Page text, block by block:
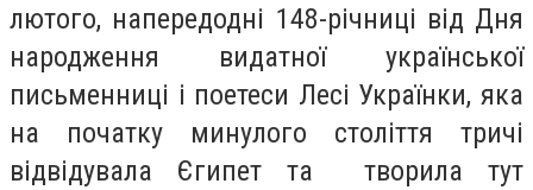
лютого, напередодні 148-річниці від Дня
народження видатної української
письменниці і поетеси Лесі Українки, яка
на початку минулого століття тричі
відвідувала Єгипет та творила тут